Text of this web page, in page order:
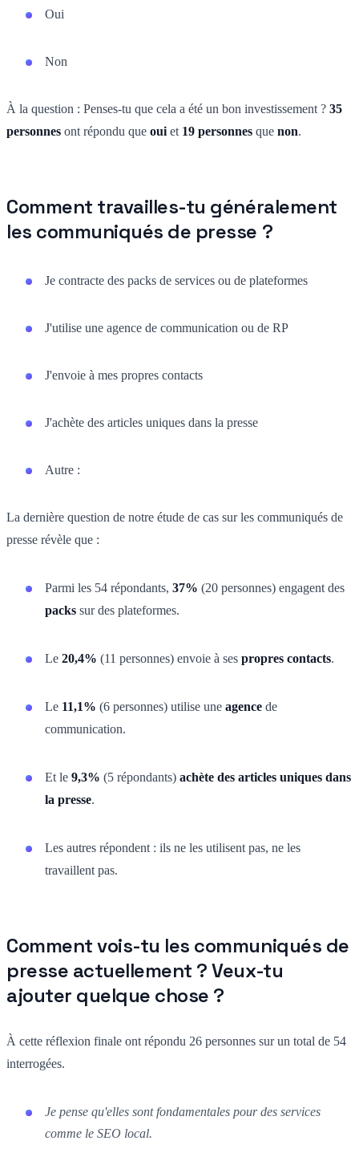
Oui
Non
À la question : Penses-tu que cela a été un bon investissement ? 35
personnes ont répondu que oui et 19 personnes que non.
Comment travailles-tu généralement
les communiqués de presse ?
Je contracte des packs de services ou de plateformes
J'utilise une agence de communication ou de RP
J'envoie à mes propres contacts
J'achète des articles uniques dans la presse
Autre :
La dernière question de notre étude de cas sur les communiqués de
presse révèle que :
Parmi les 54 répondants, 37% (20 personnes) engagent des
packs sur des plateformes.
Le 20,4% (11 personnes) envoie à ses propres contacts.
Le 11,1% (6 personnes) utilise une agence de
communication.
Et le 9,3% (5 répondants) achète des articles uniques dans
la presse.
Les autres répondent : ils ne les utilisent pas, ne les
travaillent pas.
Comment vois-tu les communiqués de
presse actuellement ? Veux-tu
ajouter quelque chose ?
À cette réflexion finale ont répondu 26 personnes sur un total de 54
interrogées.
Je pense qu'elles sont fondamentales pour des services
comme le SEO local.